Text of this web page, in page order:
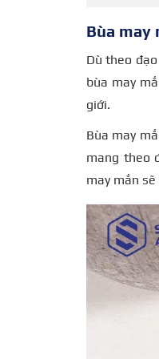
Bùa may
Dù theo
bùa may
giới.
Bùa may
mang theo
may mắn